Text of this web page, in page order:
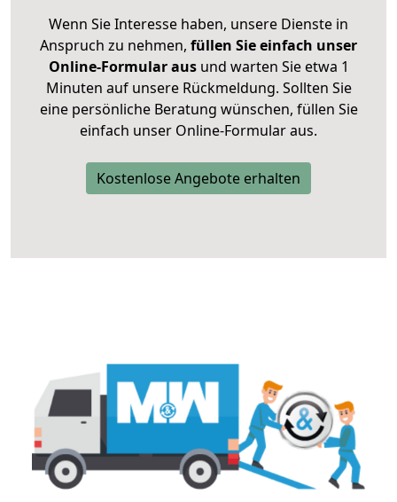
Wenn Sie Interesse haben, unsere Dienste in
Anspruch zu nehmen, füllen Sie einfach unser
Online-Formular ausund warten Sie etwa 1
Minuten auf unsere Rückmeldung. Sollten Sie
eine persönliche Beratung wünschen, füllen Sie
einfach unser Online-Formular aus.
Kostenlose Angebote erhalten